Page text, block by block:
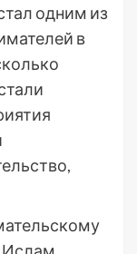
одним из
в